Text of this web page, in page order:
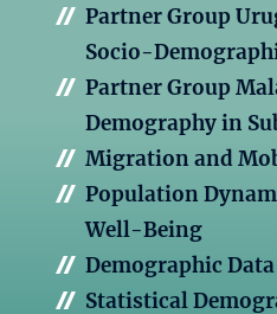
Partner Group
Socio-
Partner Group
Demography in
Migration and
Population
Well-Being
Demographic Data
Statistical